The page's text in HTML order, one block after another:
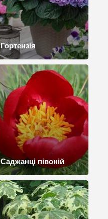
Гортензія
Саджанці півоній